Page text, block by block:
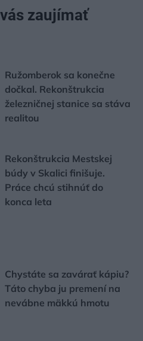
zaujímať
Ružomberok sa konečne
dočkal. Rekonštrukcia
železničnej stanice sa stáva
realitou
Rekonštrukcia Mestskej
búdy v Skalici finišuje.
Práce chcú stihnúť do
konca leta
Chystáte sa zavárať kápiu?
Táto chyba ju premení na
nevábne mäkkú hmotu